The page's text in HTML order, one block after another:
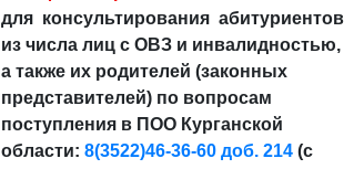
для консультирования абитуриентов
из числа лиц с ОВЗ и инвалидностью,
а также их родителей (законных
представителей) по вопросам
поступления в ПОО Курганской
области: 8(3522)46-36-60 доб. 214(с